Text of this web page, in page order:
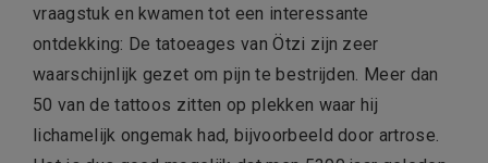
vraagstuk en kwamen tot een interessante
ontdekking: De tatoeages van Ötzi zijn zeer
waarschijnlijk gezet om pijn te bestrijden. Meer dan
50 van de tattoos zitten op plekken waar hij
lichamelijk ongemak had, bijvoorbeeld door artrose.